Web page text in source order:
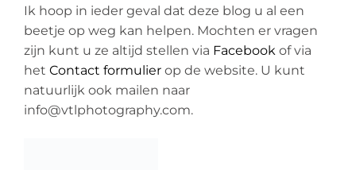
Ik hoop in ieder geval dat deze blog u al een
beetje op weg kan helpen. Mochten er vragen
zijn kunt u ze altijd stellen via Facebook of via
het Contact formulier op de website. U kunt
natuurlijk ook mailen naar
info@vtlphotography.com.